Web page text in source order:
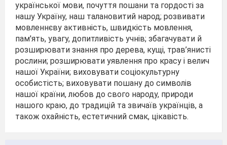
української мови, почуття пошани та гордості за
нашу Україну, наш талановитий народ; розвивати
мовленнєву активність, швидкість мовлення,
пам'ять, увагу, допитливість учнів; збагачувати й
розширювати знання про дерева, кущі, трав’янисті
рослини; розширювати уявлення про красу і велич
нашої України; виховувати соціокультурну
особистість; виховувати пошану до символів
нашої країни, любов до свого народу, природи
нашого краю, до традицій та звичаїв українців, а
також охайність, естетичний смак, цікавість.